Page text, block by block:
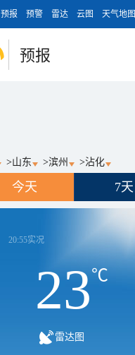
预报 预警 雷达 云图 天气地图
预报
>山东 >滨州 >沾化
今天 7天
20:55实况
23℃
雷达图